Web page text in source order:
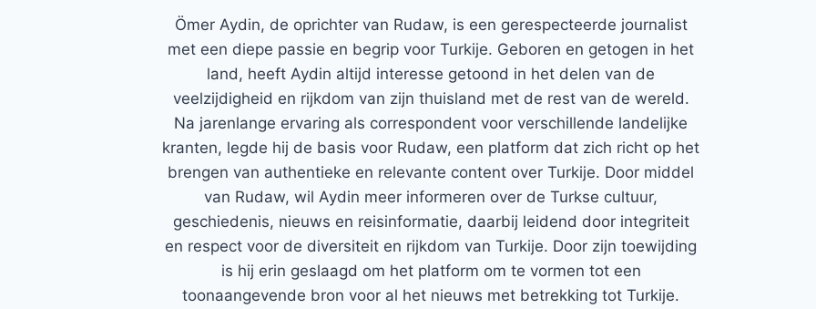
Ömer Aydin, de oprichter van Rudaw, is een gerespecteerde journalist
met een diepe passie en begrip voor Turkije. Geboren en getogen in het
land, heeft Aydin altijd interesse getoond in het delen van de
veelzijdigheid en rijkdom van zijn thuisland met de rest van de wereld.
Na jarenlange ervaring als correspondent voor verschillende landelijke
kranten, legde hij de basis voor Rudaw, een platform dat zich richt op het
brengen van authentieke en relevante content over Turkije. Door middel
van Rudaw, wil Aydin meer informeren over de Turkse cultuur,
geschiedenis, nieuws en reisinformatie, daarbij leidend door integriteit
en respect voor de diversiteit en rijkdom van Turkije. Door zijn toewijding
is hij erin geslaagd om het platform om te vormen tot een
toonaangevende bron voor al het nieuws met betrekking tot Turkije.